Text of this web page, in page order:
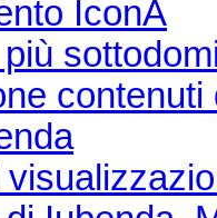
IconA
contenuti